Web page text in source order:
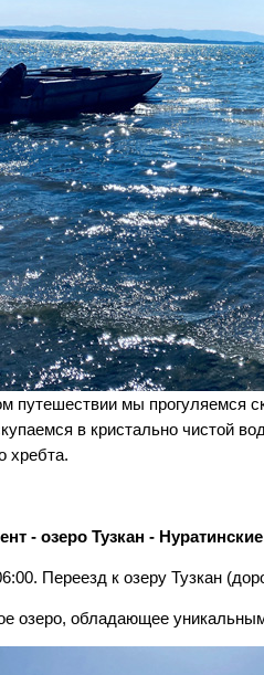
путешествии мы прогуляемся
в кристально чистой
хребта.
- озеро Тузкан -
Переезд к озеру Тузкан
озеро, обладающее